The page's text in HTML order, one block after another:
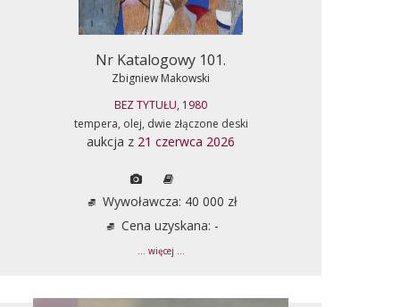
Nr Katalogowy 101.
Zbigniew Makowski
BEZ TYTUŁU, 1980
tempera, olej, dwie złączone deski
aukcja z 21 czerwca 2026
Wywoławcza: 40 000 zł
Cena uzyskana: -
... więcej ...